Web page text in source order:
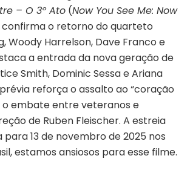
– O 3º Ato (Now You See Me: Now
confirma o retorno do quarteto
Woody Harrelson, Dave Franco e
a entrada da nova geração de
Smith, Dominic Sessa e Ariana
reforça o assalto ao “coração
o embate entre veteranos e
de Ruben Fleischer. A estreia
13 de novembro de 2025 nos
estamos ansiosos para esse filme.